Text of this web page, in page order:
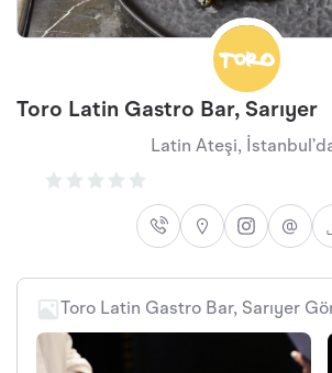
Toro Latin Gastro Bar, Sarıyer
Latin Ateşi,
Toro Latin Gastro Bar, Sarıyer